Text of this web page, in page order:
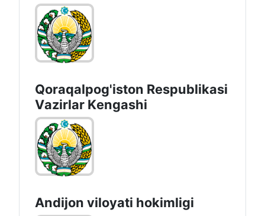
Qoraqalpog'iston Rеspublikаsi
Vаzirlаr Kеngаshi
Andijon vilоyati hоkimligi